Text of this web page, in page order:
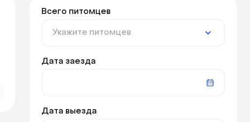
Всего питомцев
Дата заезда
Дата выезда